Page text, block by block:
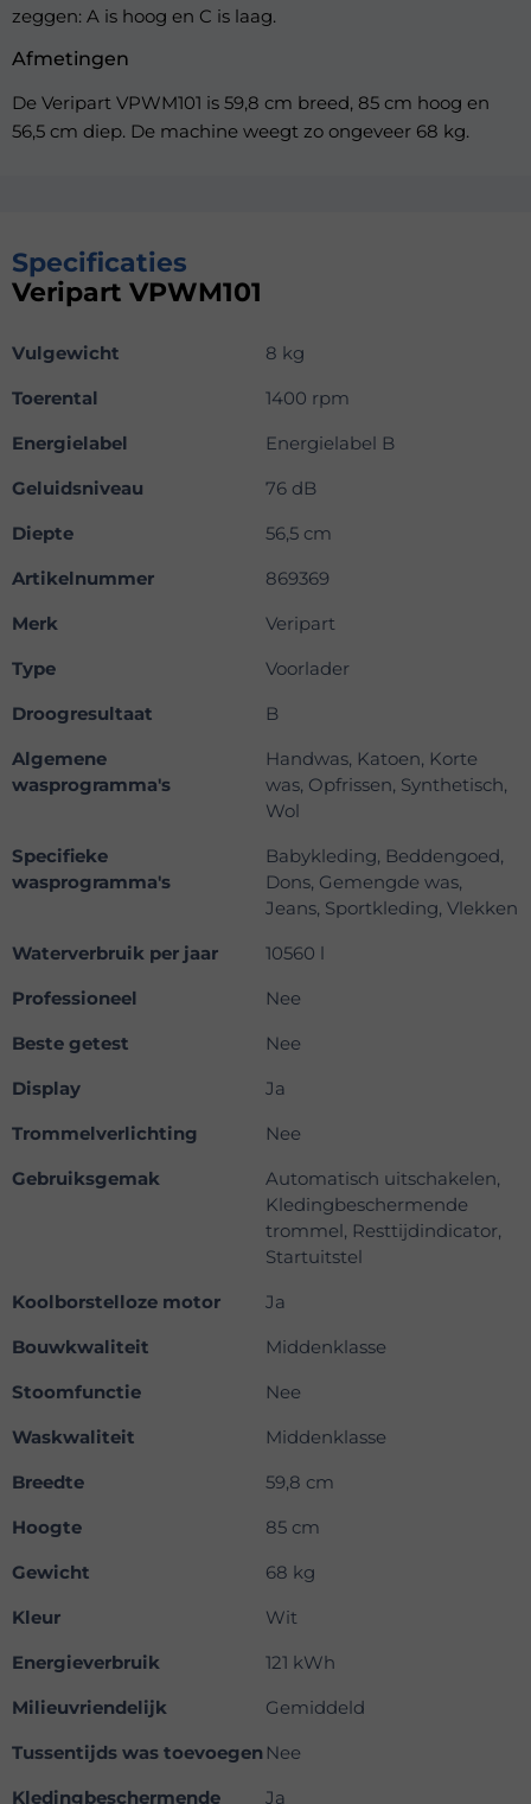
zeggen: A is hoog en C is laag.
Afmetingen
De Veripart VPWM101 is 59,8 cm breed, 85 cm hoog en
56,5 cm diep. De machine weegt zo ongeveer 68 kg.
Specificaties
Veripart VPWM101
Vulgewicht
8 kg
Toerental
1400 rpm
Energielabel
Energielabel B
Geluidsniveau
76 dB
Diepte
56,5 cm
Artikelnummer
869369
Merk
Veripart
Type
Voorlader
Droogresultaat
B
Algemene
wasprogramma's
Handwas, Katoen, Korte
was, Opfrissen, Synthetisch,
Wol
Specifieke
wasprogramma's
Babykleding, Beddengoed,
Dons, Gemengde was,
Jeans, Sportkleding, Vlekken
Waterverbruik per jaar
10560 l
Professioneel
Nee
Beste getest
Nee
Display
Ja
Trommelverlichting
Nee
Gebruiksgemak
Automatisch uitschakelen,
Kledingbeschermende
trommel, Resttijdindicator,
Startuitstel
Koolborstelloze motor
Ja
Bouwkwaliteit
Middenklasse
Stoomfunctie
Nee
Waskwaliteit
Middenklasse
Breedte
59,8 cm
Hoogte
85 cm
Gewicht
68 kg
Kleur
Wit
Energieverbruik
121 kWh
Milieuvriendelijk
Gemiddeld
Tussentijds was toevoegen Nee
Kledingbeschermende
Ja